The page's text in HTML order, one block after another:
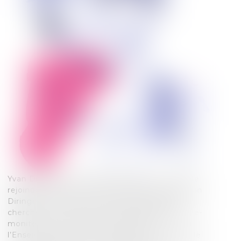
Yvan Diringer est avocat depuis 2011. Avant de
rejoindre le Cabinet JBLM avocats en 2011, Yvan
Diringer a exercé une activité d’enseignant-
chercheur en droit privé en qualité d’allocataire-
moniteur puis d’Attaché Temporaire à
l’Enseignement et à la Recherche au Centre de